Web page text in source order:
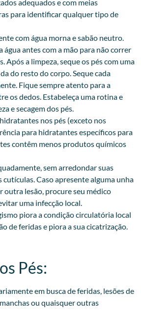
adequados e com meias
para identificar qualquer tipo de
com água morna e sabão neutro.
água antes com a mão para não correr
Após a limpeza, seque os pés com uma
do resto do corpo. Seque cada
Fique sempre atento para a
os dedos. Estabeleça uma rotina e
e secagem dos pés.
nos pés (exceto nos
para hidratantes específicos para
contêm menos produtos químicos
sem arredondar suas
cutículas. Caso apresente alguma unha
outra lesão, procure seu médico
uma infecção local.
piora a condição circulatória local
de feridas e piora a sua cicatrização.
Pés:​
em busca de feridas, lesões de
ou quaisquer outras